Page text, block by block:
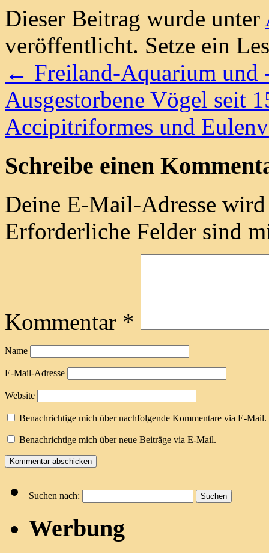
Dieser Beitrag wurde unter
veröffentlicht. Setze ein
← Freiland-Aquarium und
Ausgestorbene Vögel seit
Accipitriformes und
Schreibe einen
Deine E-Mail-Adresse
Erforderliche Felder sind
Kommentar *
Name
E-Mail-Adresse
Website
Benachrichtige mich über nachfolgende Kommentare via E-Mail.
Benachrichtige mich über neue Beiträge via E-Mail.
Suchen nach:
Werbung